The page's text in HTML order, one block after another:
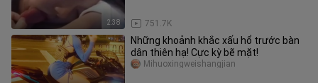
2:38 751.7K
Những khoảnh khắc xấu hổ trước bàn
dân thiên hạ! Cực kỳ bẽ mặt!
Mihuoxingweishangjian